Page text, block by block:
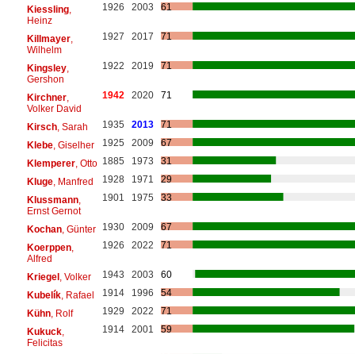
Kiessling,
Heinz
1926 2003 61
Killmayer,
Wilhelm
1927 2017 71
Kingsley,
Gershon
1922 2019 71
Kirchner,
Volker David
1942 2020 71
Kirsch, Sarah 1935 2013
71
Klebe, Giselher 1925 2009
67
Klemperer, Otto 1885 1973
31
Kluge, Manfred 1928 1971
29
Klussmann,
Ernst Gernot
1901 1975 33
Kochan, Günter 1930 2009
67
Koerppen,
Alfred
1926 2022 71
Kriegel, Volker 1943 2003
60
Kubelík, Rafael 1914 1996
54
Kühn, Rolf 1929 2022
71
Kukuck,
Felicitas
1914 2001 59